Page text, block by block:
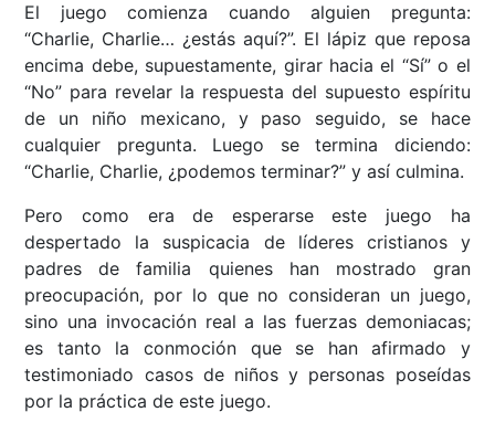
El juego comienza cuando alguien pregunta:
“Charlie, Charlie… ¿estás aquí?”. El lápiz que reposa
encima debe, supuestamente, girar hacia el “Sí” o el
“No” para revelar la respuesta del supuesto espíritu
de un niño mexicano, y paso seguido, se hace
cualquier pregunta. Luego se termina diciendo:
“Charlie, Charlie, ¿podemos terminar?” y así culmina.
Pero como era de esperarse este juego ha
despertado la suspicacia de líderes cristianos y
padres de familia quienes han mostrado gran
preocupación, por lo que no consideran un juego,
sino una invocación real a las fuerzas demoniacas;
es tanto la conmoción que se han afirmado y
testimoniado casos de niños y personas poseídas
por la práctica de este juego.